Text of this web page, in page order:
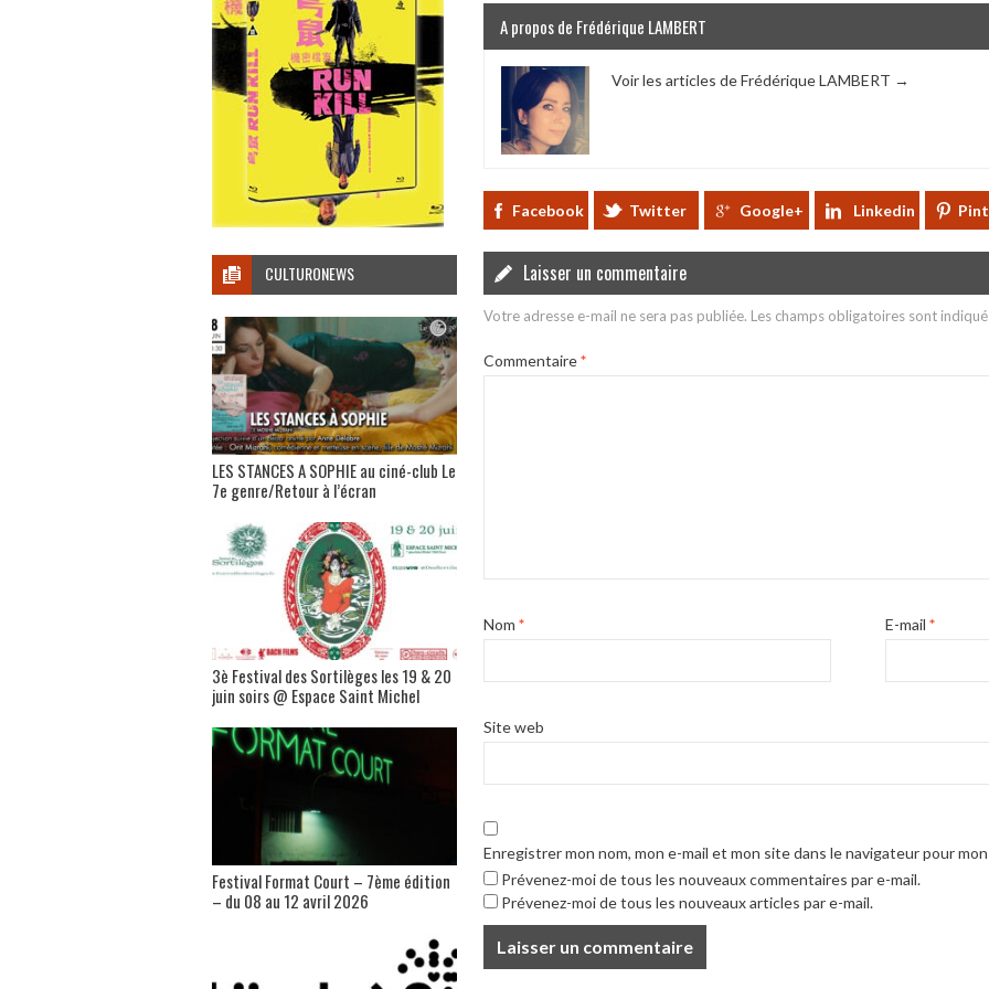
A propos de Frédérique LAMBERT
Voir les articles de Frédérique LAMBERT →
Facebook Twitter Google+ Linkedin
Laisser un commentaire
Votre adresse e-mail ne sera pas publiée. Les champs obligatoires sont
Commentaire*
Nom * E-mail*
Site web
Enregistrer mon nom, mon e-mail et mon site dans le navigateur pour
Prévenez-moi de tous les nouveaux commentaires par e-mail.
Prévenez-moi de tous les nouveaux articles par e-mail.
CULTURONEWS
LES STANCES A SOPHIE au ciné-club Le
7e genre/Retour à l’écran
3è Festival des Sortilèges les 19 & 20
juin soirs @ Espace Saint Michel
Festival Format Court – 7ème édition
– du 08 au 12 avril 2026